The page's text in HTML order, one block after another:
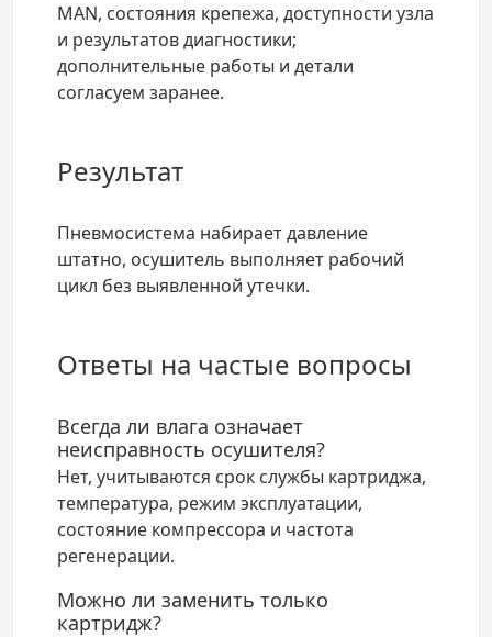
MAN, состояния крепежа, доступности узла
и результатов диагностики;
дополнительные работы и детали
согласуем заранее.
Результат
Пневмосистема набирает давление
штатно, осушитель выполняет рабочий
цикл без выявленной утечки.
Ответы на частые вопросы
Всегда ли влага означает
неисправность осушителя?
Нет, учитываются срок службы картриджа,
температура, режим эксплуатации,
состояние компрессора и частота
регенерации.
Можно ли заменить только
картридж?